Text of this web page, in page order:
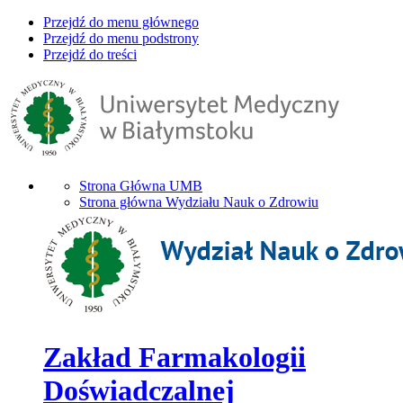
Przejdź do menu głównego
Przejdź do menu podstrony
Przejdź do treści
Strona Główna UMB
Strona główna Wydziału Nauk o Zdrowiu
Zakład Farmakologii
Doświadczalnej